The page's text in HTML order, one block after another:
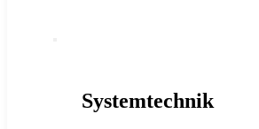
Systemtechnik